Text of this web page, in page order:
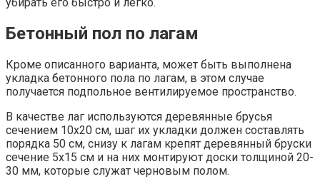
Бетонный пол по лагам
Кроме описанного варианта, может быть выполнена
укладка бетонного пола по лагам, в этом случае
получается подпольное вентилируемое пространство.
В качестве лаг используются деревянные брусья
сечением 10х20 см, шаг их укладки должен составлять
порядка 50 см, снизу к лагам крепят деревянный бруски
сечение 5х15 см и на них монтируют доски толщиной 20-
30 мм, которые служат черновым полом.